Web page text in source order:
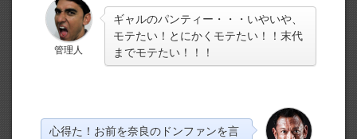
管理人
ギャルのパンティー・・・いやいや、
モテたい！とにかくモテたい！！末代
までモテたい！！！
心得た！お前を奈良のドンファンを言